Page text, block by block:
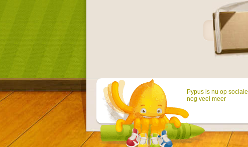
Pypus is nu op
nog veel meer